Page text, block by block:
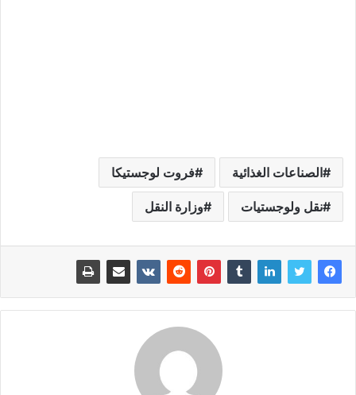
الصناعات الغذائية فروت لوجستيكا
نقل ولوجستيات وزارة النقل